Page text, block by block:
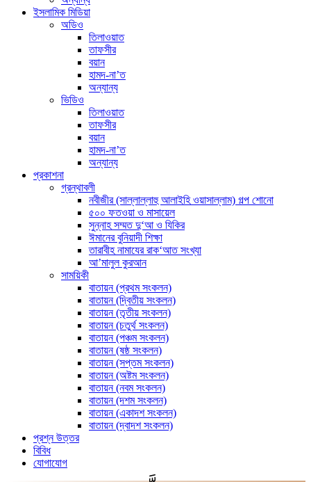
ইসলামিক মিডিয়া
অডিও
তিলাওয়াত
তাফসীর
বয়ান
হামদ-না’ত
অন্যান্য
ভিডিও
তিলাওয়াত
তাফসীর
বয়ান
হামদ-না’ত
অন্যান্য
প্রকাশনা
গ্রন্থাবলী
নবীজীর (সাল্লাল্লাহু আলাইহি ওয়াসাল্লাম) গল্প শোনো
৫০০ ফতওয়া ও মাসায়েল
সুন্নাহ সম্মত দু‘আ ও যিকির
ঈমানের বুনিয়াদী শিক্ষা
তারাবীহ নামাযের রাক‘আত সংখ্যা
আ’মালুল কুরআন
সাময়িকী
বাতায়ন (প্রথম সংকলন)
বাতায়ন (দ্বিতীয় সংকলন)
বাতায়ন (তৃতীয় সংকলন)
বাতায়ন (চতুর্থ সংকলন)
বাতায়ন (পঞ্চম সংকলন)
বাতায়ন (ষষ্ঠ সংকলন)
বাতায়ন (সপ্তম সংকলন)
বাতায়ন (অষ্টম সংকলন)
বাতায়ন (নবম সংকলন)
বাতায়ন (দশম সংকলন)
বাতায়ন (একাদশ সংকলন)
বাতায়ন (দ্বাদশ সংকলন)
প্রশ্ন উত্তর
বিবিধ
যোগাযোগ